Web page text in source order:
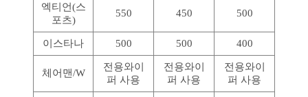
엑티언(스
포츠)
550 450 500
이스타나 500 500 400
체어맨/W
전용와이
퍼 사용
전용와이
퍼 사용
전용와이
퍼 사용